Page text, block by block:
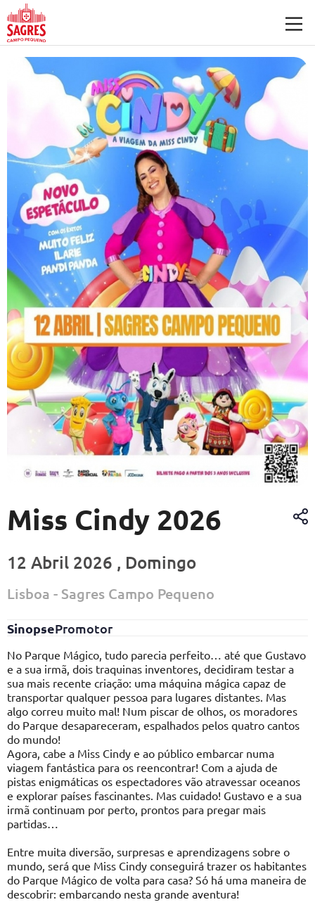
Saltar para o conteúdo principal
Miss Cindy 2026
12 Abril 2026 , Domingo
Lisboa - Sagres Campo Pequeno
SinopsePromotor
No Parque Mágico, tudo parecia perfeito… até que Gustavo
e a sua irmã, dois traquinas inventores, decidiram testar a
sua mais recente criação: uma máquina mágica capaz de
transportar qualquer pessoa para lugares distantes. Mas
algo correu muito mal! Num piscar de olhos, os moradores
do Parque desapareceram, espalhados pelos quatro cantos
do mundo!
Agora, cabe a Miss Cindy e ao público embarcar numa
viagem fantástica para os reencontrar! Com a ajuda de
pistas enigmáticas os espectadores vão atravessar oceanos
e explorar países fascinantes. Mas cuidado! Gustavo e a sua
irmã continuam por perto, prontos para pregar mais
partidas…
Entre muita diversão, surpresas e aprendizagens sobre o
mundo, será que Miss Cindy conseguirá trazer os habitantes
do Parque Mágico de volta para casa? Só há uma maneira de
descobrir: embarcando nesta grande aventura!